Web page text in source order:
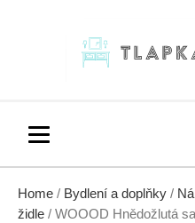
Home / Bydlení a doplňky /
židle / WOOOD Hnědožlutá